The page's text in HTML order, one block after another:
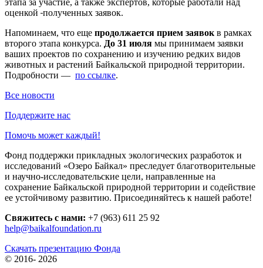
оценкой полученных заявок.
Напоминаем, что еще продолжается прием заявок в рамках
второго этапа конкурса. До 31 июля мы принимаем заявки
ваших проектов по сохранению и изучению редких видов
животных и растений Байкальской природной территории.
Подробности — по ссылке.
Все новости
Поддержите нас
Помочь может каждый!
Фонд поддержки прикладных экологических разработок и
исследований «Озеро Байкал» преследует благотворительные
и научно-исследовательские цели, направленные на
сохранение Байкальской природной территории и содействие
ее устойчивому развитию. Присоединяйтесь к нашей работе!
Свяжитесь с нами: +7 (963) 611 25 92
help@baikalfoundation.ru
Скачать презентацию Фонда
© 2016- 2026